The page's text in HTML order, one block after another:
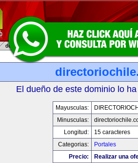
El dueño de este dominio lo
Mayusculas:
Minusculas:
Longitud:
15 caracteres
Categorias:
Portales
Precio:
Realizar una